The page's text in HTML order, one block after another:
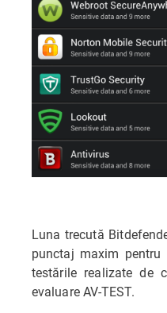
Luna trecută
punctaj maxim
testările realizate de
evaluare AV-TEST.